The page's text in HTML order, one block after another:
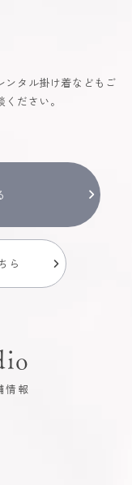
ンタル掛け着などもご
ださい。
ら
情報